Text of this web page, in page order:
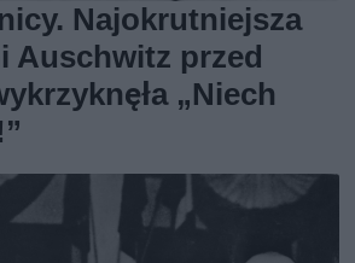
Najokrutniejsza
Auschwitz przed
„Niech